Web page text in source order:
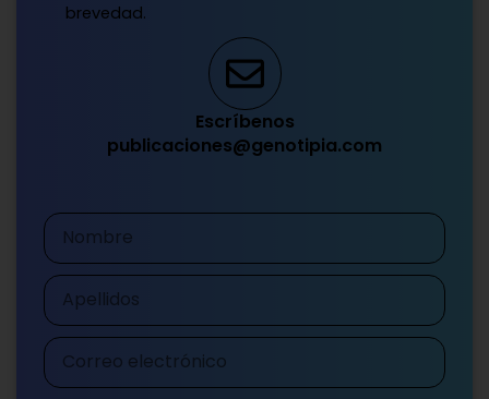
brevedad.
Escríbenos
publicaciones@genotipia.com
Nombre
Apellidos
Correo
electrónico